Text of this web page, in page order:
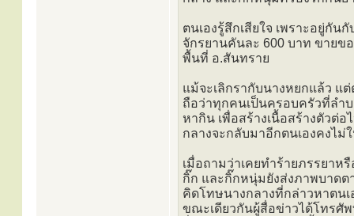
ตนเองรู้สึกเสียใจ เพราะอยู่กัน
จักรยานคันละ 600 บาท ขายข
พื้นที่ อ.สันทราย
แม้จะเลิกรากับนางหยกแล้ว แ
ถือว่าทุกคนเป็นครอบครัวที่ลำ
หากิน เพื่อสร้างเนื้อสร้างตัวต่
กลางจะกลับมาอีกตนเองคงไม่
เมื่อถามว่าเคยทำร้ายภรรยา
กิ๊ก และกิ๊กหนุ่มยังส่งภาพบาดต
คิดโทษนางกลางที่กล่าวหาตนเ
ขณะเดียวกันผู้สื่อข่าวได้โทรศั